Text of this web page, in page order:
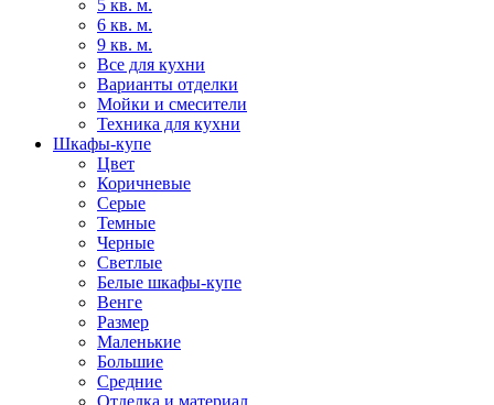
5 кв. м.
6 кв. м.
9 кв. м.
Все для кухни
Варианты отделки
Мойки и смесители
Техника для кухни
Шкафы-купе
Цвет
Коричневые
Серые
Темные
Черные
Светлые
Белые шкафы-купе
Венге
Размер
Маленькие
Большие
Средние
Отделка и материал